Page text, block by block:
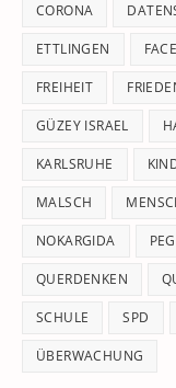
CORONA
ETTLINGEN
FREIHEIT
GÜZEY ISRAEL
KARLSRUHE
MALSCH
NOKARGIDA
QUERDENKEN
SCHULE SPD
ÜBERWACHUNG